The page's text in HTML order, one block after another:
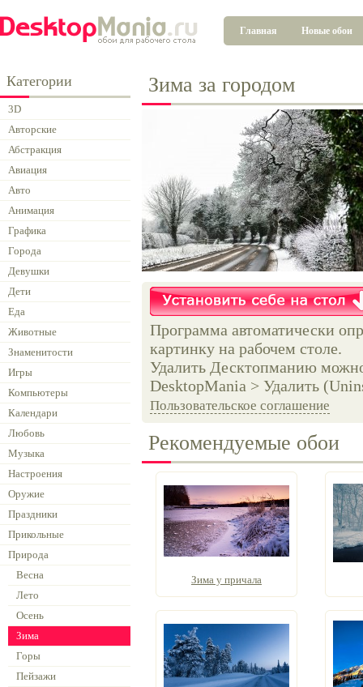
Главная Новые обои
Категории
3D
Авторские
Абстракция
Авиация
Авто
Анимация
Графика
Города
Девушки
Дети
Еда
Животные
Знаменитости
Игры
Компьютеры
Календари
Любовь
Музыка
Настроения
Оружие
Праздники
Прикольные
Природа
Весна
Лето
Осень
Зима
Горы
Пейзажи
Зима за городом
Программа автоматически
картинку на рабочем столе.
Удалить Десктопманию
DesktopMania > Удалить
Пользовательское соглашение
Рекомендуемые обои
Зима у причала